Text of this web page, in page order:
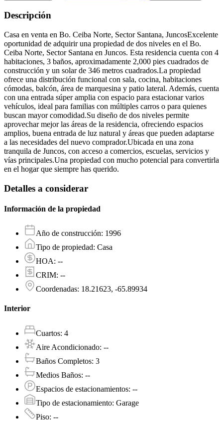
Descripción
Casa en venta en Bo. Ceiba Norte, Sector Santana, JuncosExcelente
oportunidad de adquirir una propiedad de dos niveles en el Bo.
Ceiba Norte, Sector Santana en Juncos. Esta residencia cuenta con 4
habitaciones, 3 baños, aproximadamente 2,000 pies cuadrados de
construcción y un solar de 346 metros cuadrados.La propiedad
ofrece una distribución funcional con sala, cocina, habitaciones
cómodas, balcón, área de marquesina y patio lateral. Además, cuenta
con una entrada súper amplia con espacio para estacionar varios
vehículos, ideal para familias con múltiples carros o para quienes
buscan mayor comodidad.Su diseño de dos niveles permite
aprovechar mejor las áreas de la residencia, ofreciendo espacios
amplios, buena entrada de luz natural y áreas que pueden adaptarse
a las necesidades del nuevo comprador.Ubicada en una zona
tranquila de Juncos, con acceso a comercios, escuelas, servicios y
vías principales.Una propiedad con mucho potencial para convertirla
en el hogar que siempre has querido.
Detalles a considerar
Información de la propiedad
Año de construcción: 1996
Tipo de propiedad: Casa
HOA: --
CRIM: --
Coordenadas: 18.21623, -65.89934
Interior
Cuartos: 4
Aire Acondicionado: --
Baños Completos: 3
Medios Baños: --
Espacios de estacionamientos: --
Tipo de estacionamiento: Garage
Piso: --